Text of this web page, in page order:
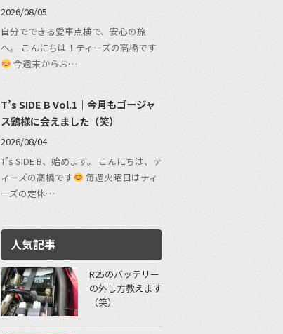
2026/08/05
自分でできる愛車点検で、安心の旅
へ。 こんにちは！ティーズの高橋です
今週末からお…
T’s SIDE B Vol.1｜今月もゴージャ
ス鶏様に会えました（笑）
2026/08/04
T’s SIDE B、始めます。 こんにちは、テ
ィーズの髙橋です
毎週火曜日はティ
ーズの定休…
人気記事
R25のバッテリー
の外し方教えます
（笑）